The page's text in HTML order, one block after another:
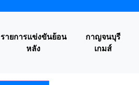
รายการแข่งขันย้อน
หลัง
กาญจนบุรี
เกมส์